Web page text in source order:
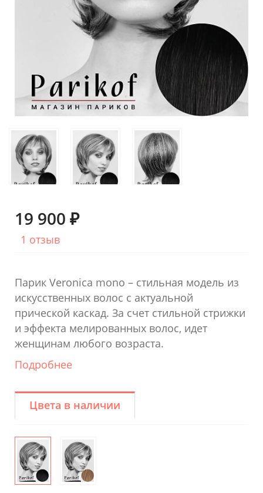
19 900 ₽
1 отзыв
Парик Veronica mono – стильная модель из
искусственных волос с актуальной
прической каскад. За счет стильной стрижки
и эффекта мелированных волос, идет
женщинам любого возраста.
Подробнее
Цвета в наличии